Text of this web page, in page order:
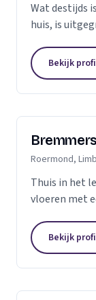
Wat destijds
huis, is
Bekijk
Roermond,
Thuis in het
vloeren met
soorten
Bekijk